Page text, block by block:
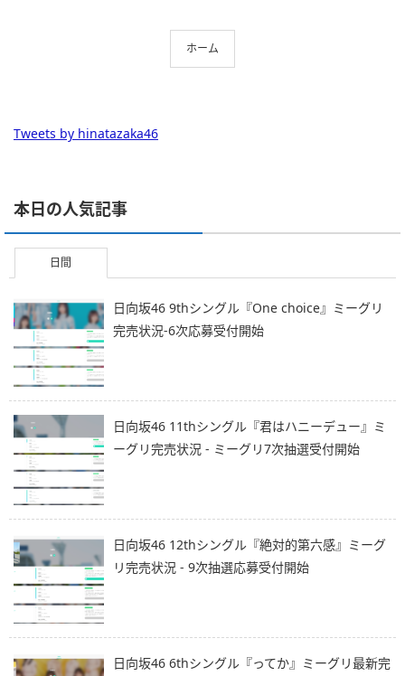
ホーム
Tweets by hinatazaka46
本日の人気記事
日間
日向坂46 9thシングル『One choice』ミーグリ
完売状況-6次応募受付開始
日向坂46 11thシングル『君はハニーデュー』ミ
ーグリ完売状況 - ミーグリ7次抽選受付開始
日向坂46 12thシングル『絶対的第六感』ミーグ
リ完売状況 - 9次抽選応募受付開始
日向坂46 6thシングル『ってか』ミーグリ最新完